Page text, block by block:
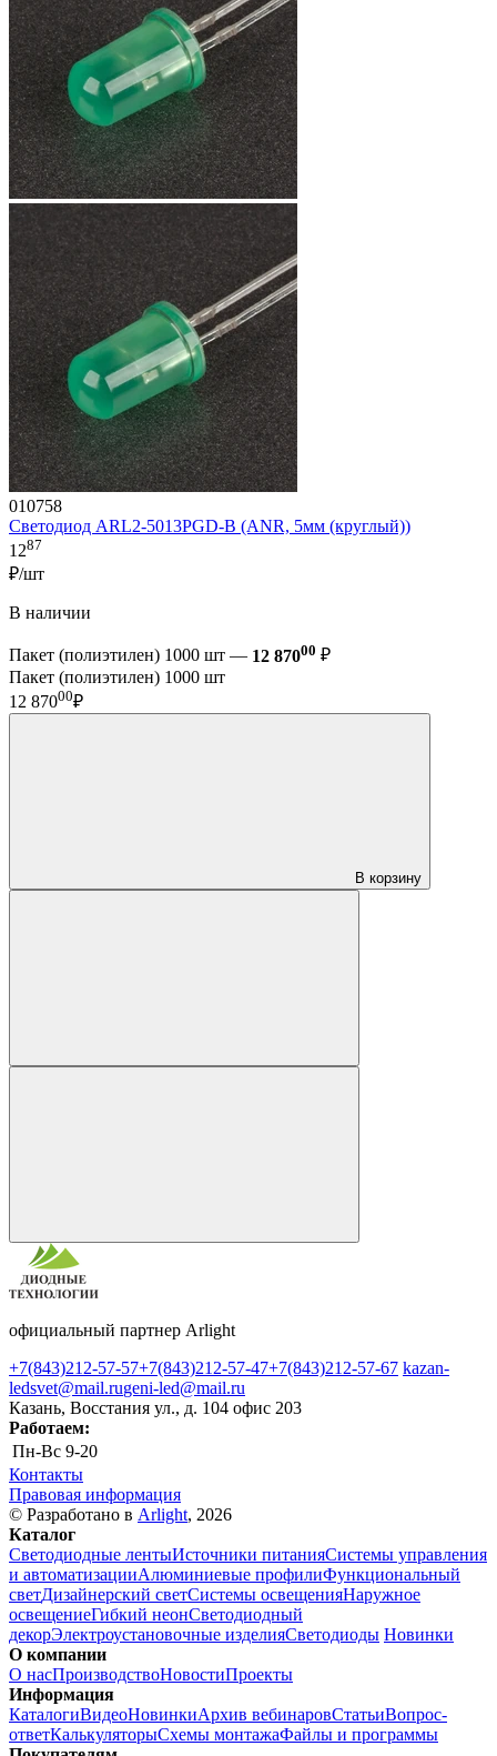
010758
Светодиод ARL2-5013PGD-B (ANR, 5мм (круглый))
1287
₽/шт
В наличии
Пакет (полиэтилен) 1000 шт — 12 87000 ₽
Пакет (полиэтилен) 1000 шт
12 87000₽
В корзину
официальный партнер Arlight
+7(843)212-57-57+7(843)212-57-47+7(843)212-57-67 kazan-
ledsvet@mail.rugeni-led@mail.ru
Казань, Восстания ул., д. 104 офис 203
Работаем:
Пн-Вс 9-20
Контакты
Правовая информация
© Разработано в Arlight, 2026
Каталог
Светодиодные лентыИсточники питанияСистемы управления
и автоматизацииАлюминиевые профилиФункциональный
светДизайнерский светСистемы освещенияНаружное
освещениеГибкий неонСветодиодный
декорЭлектроустановочные изделияСветодиоды Новинки
О компании
О насПроизводствоНовостиПроекты
Информация
КаталогиВидеоНовинкиАрхив вебинаровСтатьиВопрос-
ответКалькуляторыСхемы монтажаФайлы и программы